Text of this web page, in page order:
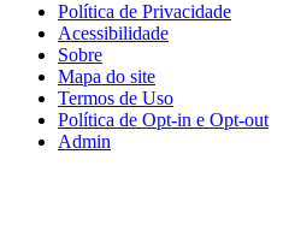
Política de Privacidade
Acessibilidade
Sobre
Mapa do site
Termos de Uso
Política de Opt-in e Opt-out
Admin